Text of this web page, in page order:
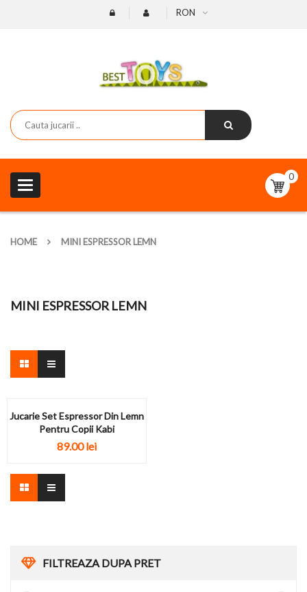
RON
Toggle
navigation
0
HOME MINI ESPRESSOR LEMN
FILTREAZA DUPA PRET
MINI ESPRESSOR LEMN
Jucarie Set Espressor Din Lemn
Pentru Copii Kabi
89.00lei